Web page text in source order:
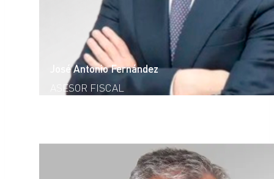
José Antonio Fernández
ASESOR FISCAL